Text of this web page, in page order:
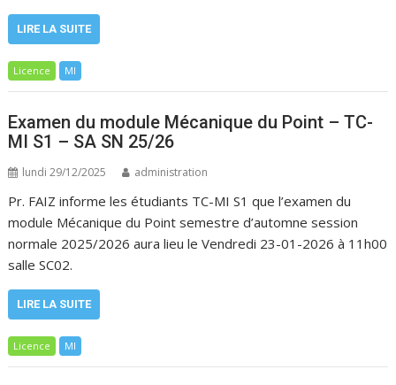
LIRE LA SUITE
Licence MI
Examen du module Mécanique du Point – TC-
MI S1 – SA SN 25/26
lundi 29/12/2025 administration
Pr. FAIZ informe les étudiants TC-MI S1 que l’examen du
module Mécanique du Point semestre d’automne session
normale 2025/2026 aura lieu le Vendredi 23-01-2026 à 11h00
salle SC02.
LIRE LA SUITE
Licence MI